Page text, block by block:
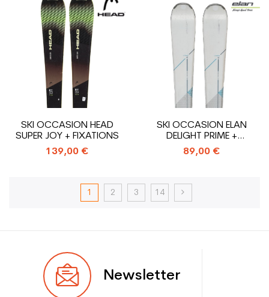
SKI OCCASION HEAD
SUPER JOY + FIXATIONS
139,00 €
SKI OCCASION ELAN
DELIGHT PRIME +
FIXATIONS
89,00 €
1 2 3 14
Newsletter